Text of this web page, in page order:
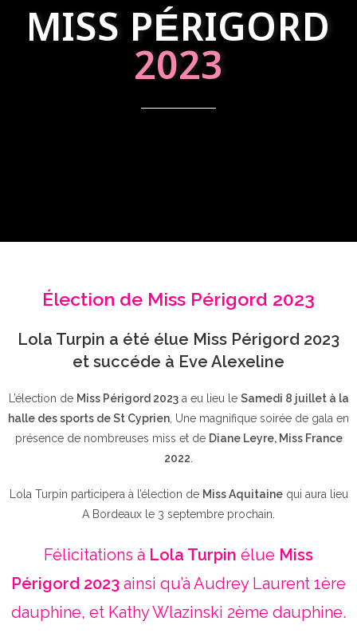
MISS PÉRIGORD
2023
Élection de Miss Périgord 2023
Lola Turpin a été élue Miss Périgord 2023
et succéde à Eve Alexeline
L’élection de Miss Périgord 2023a eu lieu le Samedi 8 juillet à la
halle des sports de St Cyprien , Une magnifique soirée de gala en
présence de nombreuses miss et de Diane Leyre, Miss France
2022
Lola Turpin participera à l’élection de Miss Aquitainequi aura lieu
A Bordeaux le 3 septembre prochain.
Félicitations à Lola Turpin élue Miss
Périgord 2023 ainsi qu’à Audrey Laurent 1ère
dauphine, et Kathy Wlazinski 2ème dauphine.